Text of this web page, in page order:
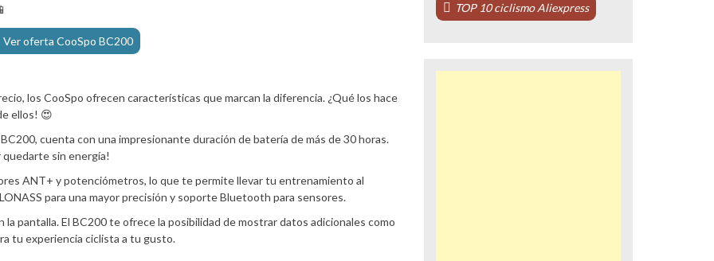
Ver oferta CooSpo BC200
los CooSpo ofrecen características que marcan la diferencia. ¿Qué los hace
ellos! 😍
cuenta con una impresionante duración de batería de más de 30 horas.
sin energía!
ANT+ y potenciómetros, lo que te permite llevar tu entrenamiento al
para una mayor precisión y soporte Bluetooth para sensores.
pantalla. El BC200 te ofrece la posibilidad de mostrar datos adicionales como
tu experiencia ciclista a tu gusto.
TOP 10 ciclismo Aliexpress